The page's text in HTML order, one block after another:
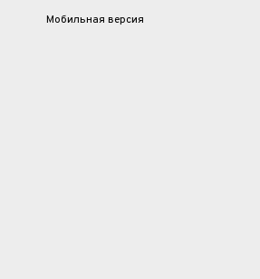
Мобильная версия